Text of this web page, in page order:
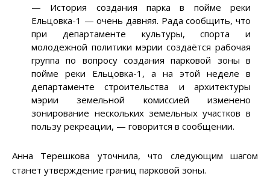
— История создания парка в пойме реки
Ельцовка-1 — очень давняя. Рада сообщить, что
при департаменте культуры, спорта и
молодежной политики мэрии создаётся рабочая
группа по вопросу создания парковой зоны в
пойме реки Ельцовка-1, а на этой неделе в
департаменте строительства и архитектуры
мэрии земельной комиссией изменено
зонирование нескольких земельных участков в
пользу рекреации, — говорится в сообщении.
Анна Терешкова уточнила, что следующим шагом
станет утверждение границ парковой зоны.